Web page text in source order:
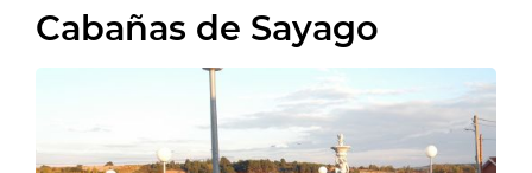
Cabañas de Sayago